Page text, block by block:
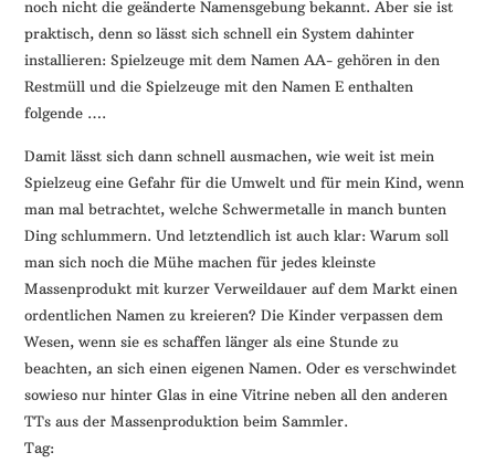
noch nicht die geänderte Namensgebung bekannt. Aber sie ist
praktisch, denn so lässt sich schnell ein System dahinter
installieren: Spielzeuge mit dem Namen AA- gehören in den
Restmüll und die Spielzeuge mit den Namen E enthalten
folgende ….
Damit lässt sich dann schnell ausmachen, wie weit ist mein
Spielzeug eine Gefahr für die Umwelt und für mein Kind, wenn
man mal betrachtet, welche Schwermetalle in manch bunten
Ding schlummern. Und letztendlich ist auch klar: Warum soll
man sich noch die Mühe machen für jedes kleinste
Massenprodukt mit kurzer Verweildauer auf dem Markt einen
ordentlichen Namen zu kreieren? Die Kinder verpassen dem
Wesen, wenn sie es schaffen länger als eine Stunde zu
beachten, an sich einen eigenen Namen. Oder es verschwindet
sowieso nur hinter Glas in eine Vitrine neben all den anderen
TTs aus der Massenproduktion beim Sammler.
Tag: